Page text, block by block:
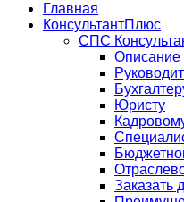
Главная
КонсультантПлюс
СПС
Описание
Юристу
Заказать